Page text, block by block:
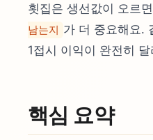
횟집은 생선값이 오르
남는지 가 더 중요해요.
1접시 이익이 완전히
핵심 요약